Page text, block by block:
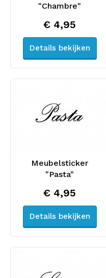
"Chambre"
€ 4,95
Details bekijken
Meubelsticker
"Pasta"
€ 4,95
Details bekijken